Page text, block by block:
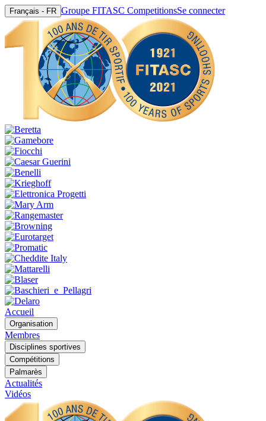
Français - FR Groupe FITASC CompetitionsSe connecter
Accueil
Organisation
Membres
Disciplines sportives
Compétitions
Palmarès
Actualités
Vidéos